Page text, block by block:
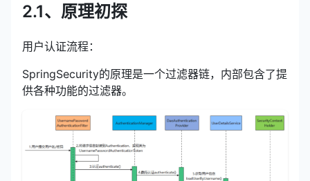
2.1、原理初探
用户认证流程：
SpringSecurity的原理是一个过滤器链，内部包含了提
供各种功能的过滤器。